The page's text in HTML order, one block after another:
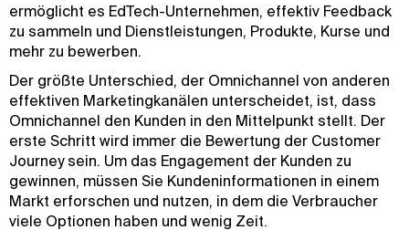
ermöglicht es EdTech-Unternehmen, effektiv Feedback
zu sammeln und Dienstleistungen, Produkte, Kurse und
mehr zu bewerben.
Der größte Unterschied, der Omnichannel von anderen
effektiven Marketingkanälen unterscheidet, ist, dass
Omnichannel den Kunden in den Mittelpunkt stellt. Der
erste Schritt wird immer die Bewertung der Customer
Journey sein. Um das Engagement der Kunden zu
gewinnen, müssen Sie Kundeninformationen in einem
Markt erforschen und nutzen, in dem die Verbraucher
viele Optionen haben und wenig Zeit.